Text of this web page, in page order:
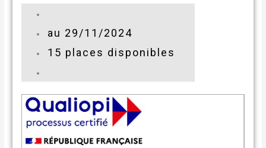
au 29/11/2024
15 places disponibles